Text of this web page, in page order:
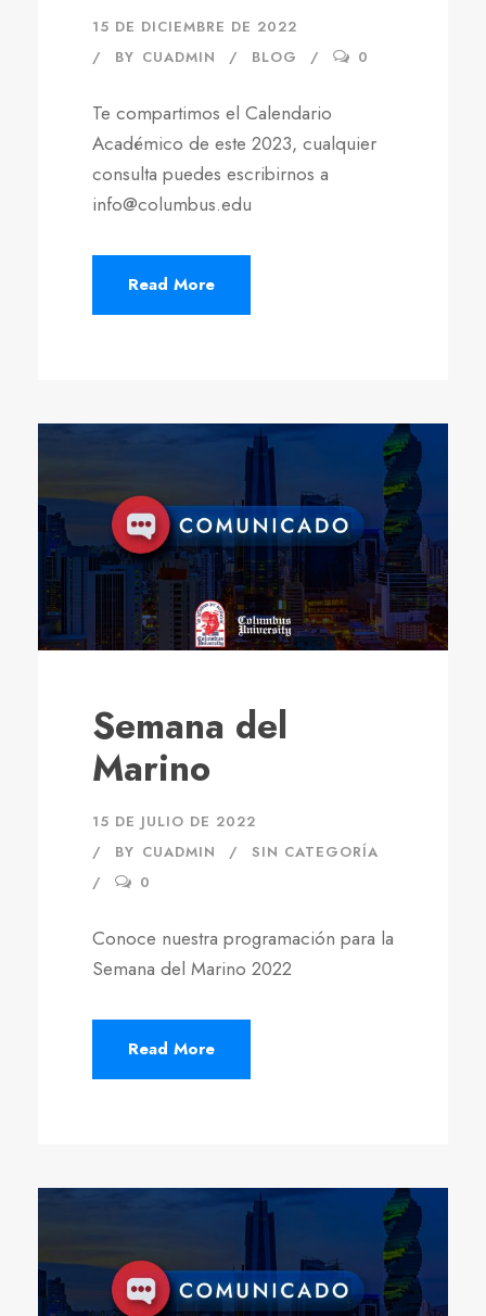
15 DE DICIEMBRE DE 2022
BY CUADMIN BLOG 0
Te compartimos el Calendario
Académico de este 2023, cualquier
consulta puedes escribirnos a
info@columbus.edu
Read More
Semana del
Marino
15 DE JULIO DE 2022
BY CUADMIN
SIN CATEGORÍA
0
Conoce nuestra programación para la
Semana del Marino 2022
Read More